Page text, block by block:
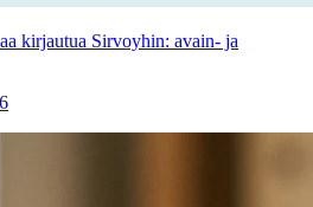
kirjautua Sirvoyhin: avain- ja